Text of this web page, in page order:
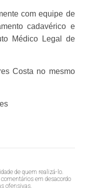
com equipe de
cadavérico e
Médico Legal de
Costa no mesmo
de quem realizá-lo.
em desacordo
ofensivas.